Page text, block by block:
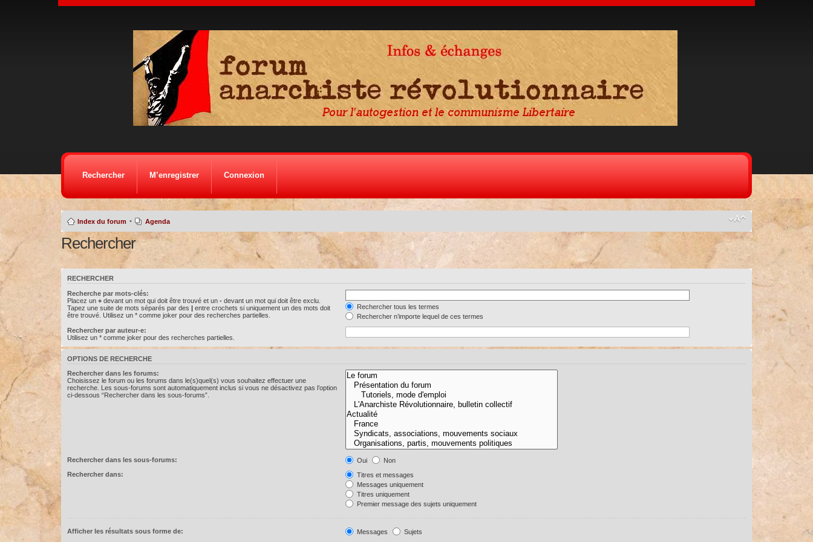
Rechercher M’enregistrer Connexion
Index du forum • Agenda
Rechercher
RECHERCHER
Recherche par mots-clés:
Placez un +devant un mot qui doit être trouvé et un -devant un mot qui doit être exclu.
Tapez une suite de mots séparés par des |entre crochets si uniquement un des mots doit
être trouvé. Utilisez un * comme joker pour des recherches partielles.
Rechercher tous les termes
Rechercher n’importe lequel de ces termes
Rechercher par auteur-e:
Utilisez un * comme joker pour des recherches partielles.
OPTIONS DE RECHERCHE
Rechercher dans les forums:
Choisissez le forum ou les forums dans le(s)quel(s) vous souhaitez effectuer une
recherche. Les sous-forums sont automatiquement inclus si vous ne désactivez pas l’option
ci-dessous “Rechercher dans les sous-forums”.
Rechercher dans les sous-forums: Oui
Non
Rechercher dans:
Titres et messages
Messages uniquement
Titres uniquement
Premier message des sujets uniquement
Afficher les résultats sous forme de: Messages Sujets